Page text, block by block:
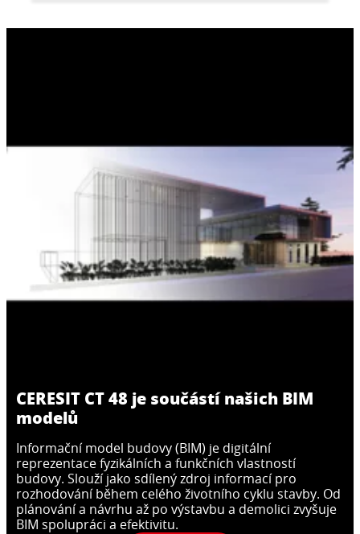
CERESIT CT 110
Vysoce elastický elastomerový fasádní,
odolný vůči mechanickým nárazům,
CERESIT CT 48 je součástí našich BIM
modelů
Informační model budovy (BIM) je digitální
reprezentace fyzikálních a funkčních vlastností
budovy. Slouží jako sdílený zdroj informací pro
rozhodování během celého životního cyklu stavby. Od
plánování a návrhu až po výstavbu a demolici zvyšuje
BIM spolupráci a efektivitu.